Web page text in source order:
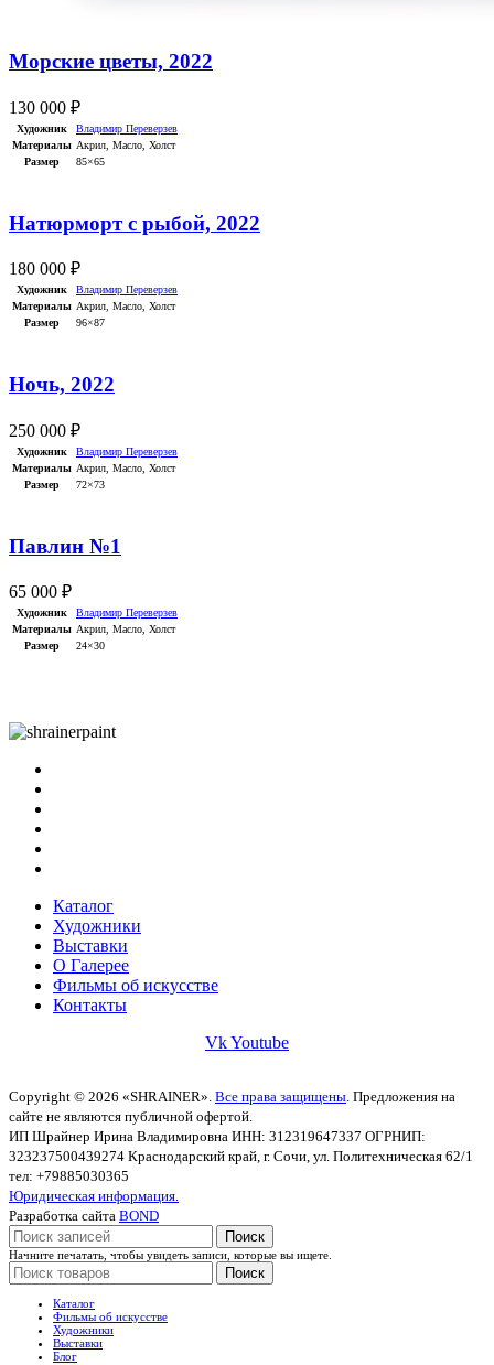
Морские цветы, 2022
130 000 ₽
Художник
Владимир Переверзев
Материалы Акрил Масло Холст
Размер
85×65
Натюрморт с рыбой, 2022
180 000 ₽
Художник
Владимир Переверзев
Материалы Акрил, Масло, Холст
Размер
96×87
Ночь, 2022
250 000 ₽
Художник
Владимир Переверзев
Материалы Акрил Масло Холст
Размер
72×73
Павлин №1
65 000 ₽
Художник
Владимир Переверзев
Материалы Акрил, Масло, Холст
Размер
24×30
Каталог
Художники
Выставки
О Галерее
Фильмы об искусстве
Контакты
VkYoutube
Copyright © 2026 «SHRAINER». Все права защищены. Предложения на
сайте не являются публичной офертой.
ИП Шрайнер Ирина Владимировна ИНН: 312319647337 ОГРНИП:
323237500439274 Краснодарский край, г. Сочи, ул. Политехническая 62/1
тел: +79885030365
Юридическая информация.
Разработка сайта BOND
Поиск
Начните печатать, чтобы увидеть записи, которые вы ищете.
Поиск
Каталог
Фильмы об искусстве
Художники
Выставки
Блог